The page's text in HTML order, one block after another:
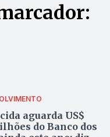
aguarda US$
do Banco dos